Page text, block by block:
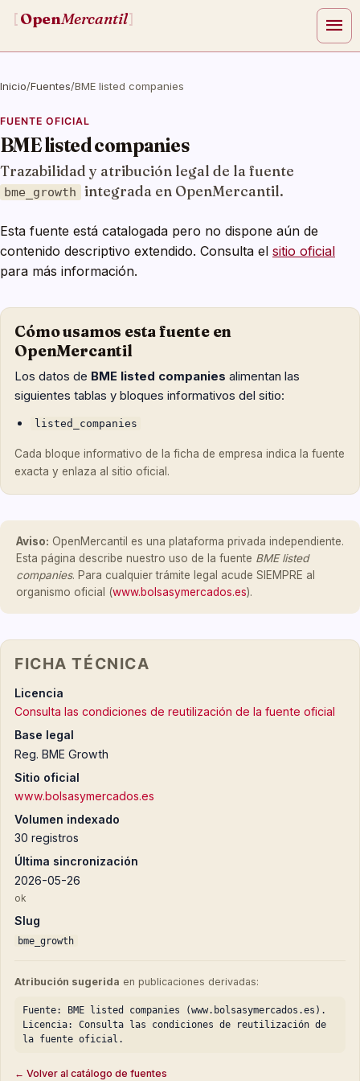
[OpenMercantil] menu
Inicio/Fuentes/BME listed companies
FUENTE OFICIAL
BME listed companies
Trazabilidad y atribución legal de la fuente
bme_growth integrada en OpenMercantil.
Esta fuente está catalogada pero no dispone aún de
contenido descriptivo extendido. Consulta el sitio oficial
para más información.
Cómo usamos esta fuente en
OpenMercantil
Los datos de BME listed companies alimentan las
siguientes tablas y bloques informativos del sitio:
listed_companies
Cada bloque informativo de la ficha de empresa indica la fuente
exacta y enlaza al sitio oficial.
Aviso: OpenMercantil es una plataforma privada independiente.
Esta página describe nuestro uso de la fuente BME listed
companies. Para cualquier trámite legal acude SIEMPRE al
organismo oficial (www.bolsasymercados.es).
FICHA TÉCNICA
Licencia
Consulta las condiciones de reutilización de la fuente oficial
Base legal
Reg. BME Growth
Sitio oficial
www.bolsasymercados.es
Volumen indexado
30 registros
Última sincronización
2026-05-26
ok
Slug
bme_growth
Atribución sugerida en publicaciones derivadas:
Fuente: BME listed companies (www.bolsasymercados.es).
Licencia: Consulta las condiciones de reutilización de
la fuente oficial.
← Volver al catálogo de fuentes